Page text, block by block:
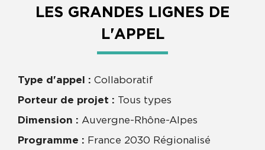
LES GRANDES LIGNES DE
L'APPEL
Type d'appel : Collaboratif
Porteur de projet : Tous types
Dimension : Auvergne-Rhône-Alpes
Programme : France 2030 Régionalisé